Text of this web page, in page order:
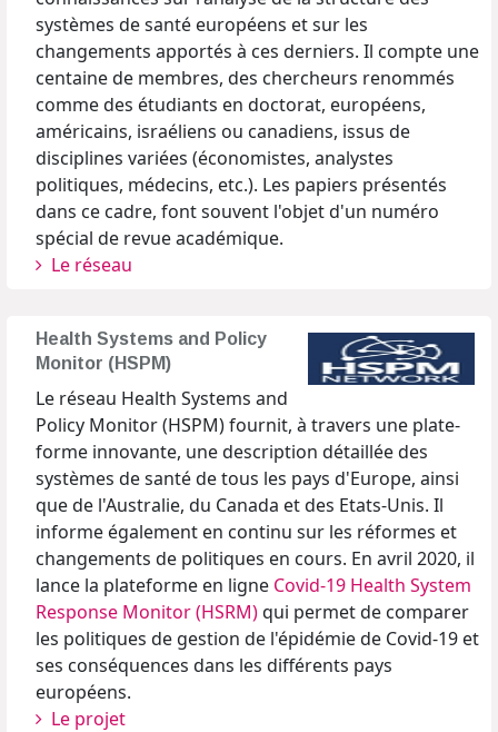
systèmes de santé européens et sur les
changements apportés à ces derniers. Il compte une
centaine de membres, des chercheurs renommés
comme des étudiants en doctorat, européens,
américains, israéliens ou canadiens, issus de
disciplines variées (économistes, analystes
politiques, médecins, etc.). Les papiers présentés
dans ce cadre, font souvent l'objet d'un numéro
spécial de revue académique.
Le réseau
Health Systems and Policy
Monitor (HSPM)
Le réseau Health Systems and
Policy Monitor (HSPM) fournit, à travers une plate-
forme innovante, une description détaillée des
systèmes de santé de tous les pays d'Europe, ainsi
que de l'Australie, du Canada et des Etats-Unis. Il
informe également en continu sur les réformes et
changements de politiques en cours. En avril 2020, il
lance la plateforme en ligne Covid-19 Health System
Response Monitor (HSRM)qui permet de comparer
les politiques de gestion de l'épidémie de Covid-19 et
ses conséquences dans les différents pays
européens.
Le projet